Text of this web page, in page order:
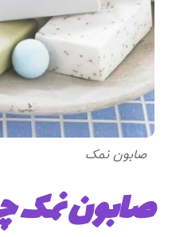
صابون نمک
صابون